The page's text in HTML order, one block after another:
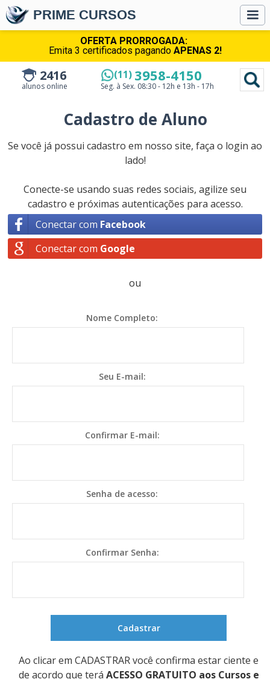
OFERTA PRORROGADA:
Emita 3 certificados pagando APENAS 2!
PRIME CURSOS
2416
alunos online
(11) 3958-4150
Seg. à Sex. 08:30 - 12h e 13h - 17h
Cadastro de Aluno
Se você já possui cadastro em nosso site, faça o login ao
lado!
Conecte-se usando suas redes sociais, agilize seu
cadastro e próximas autenticações para acesso.
Conectar com Facebook
Conectar com Google
ou
Nome Completo:
Seu E-mail:
Confirmar E-mail:
Senha de acesso:
Confirmar Senha:
Ao clicar em CADASTRAR você confirma estar ciente e
de acordo que terá ACESSO GRATUITO aos Cursos e